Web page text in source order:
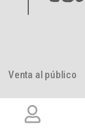
Venta al público